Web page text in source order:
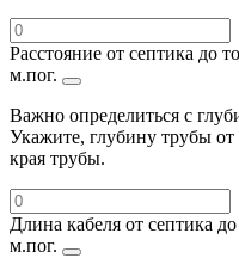
Расстояние от септика до
м.пог.
Важно определиться с
Укажите, глубину трубы
края трубы.
Длина кабеля от септика
м.пог.